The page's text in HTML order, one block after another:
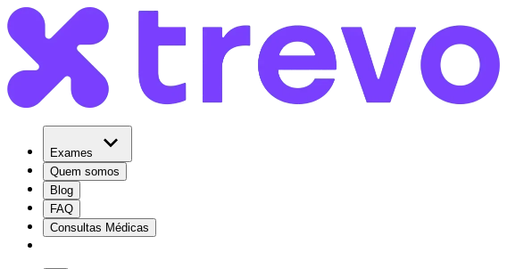
Exames
Quem somos
Blog
FAQ
Consultas Médicas